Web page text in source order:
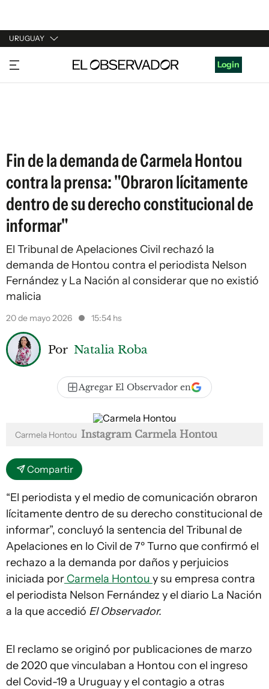
URUGUAY
URUGUAY
ARGENTINA
Login
Fin de la demanda de Carmela Hontou
contra la prensa: "Obraron lícitamente
dentro de su derecho constitucional de
informar"
El Tribunal de Apelaciones Civil rechazó la
demanda de Hontou contra el periodista Nelson
Fernández y La Nación al considerar que no existió
malicia
20 de mayo 2026 15:54 hs
Por Natalia Roba
Agregar El Observador en
Carmela Hontou Instagram Carmela Hontou
Compartir
“El periodista y el medio de comunicación obraron
lícitamente dentro de su derecho constitucional de
informar”, concluyó la sentencia del Tribunal de
Apelaciones en lo Civil de 7º Turno que confirmó el
rechazo a la demanda por daños y perjuicios
iniciada por Carmela Hontou y su empresa contra
el periodista Nelson Fernández y el diario La Nación
a la que accedió El Observador.
El reclamo se originó por publicaciones de marzo
de 2020 que vinculaban a Hontou con el ingreso
del Covid-19 a Uruguay y el contagio a otras